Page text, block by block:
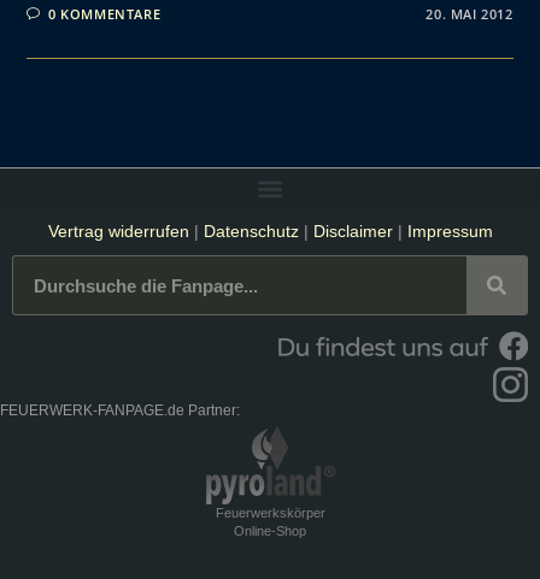
0 KOMMENTARE 20. MAI 2012
Vertrag widerrufen | Datenschutz| Disclaimer| Impressum
FEUERWERK-FANPAGE.de Partner:
Feuerwerkskörper
Online-Shop